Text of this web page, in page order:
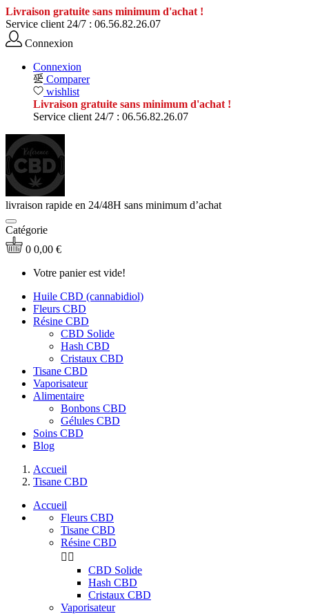
Livraison gratuite sans minimum d'achat !
Service client 24/7 : 06.56.82.26.07
Connexion
Connexion
Comparer
wishlist
Livraison gratuite sans minimum d'achat !
Service client 24/7 : 06.56.82.26.07
livraison rapide en 24/48H sans minimum d’achat
Catégorie
0 0,00 €
Votre panier est vide!
Huile CBD (cannabidiol)
Fleurs CBD
Résine CBD
CBD Solide
Hash CBD
Cristaux CBD
Tisane CBD
Vaporisateur
Alimentaire
Bonbons CBD
Gélules CBD
Soins CBD
Blog
Accueil
Tisane CBD
Accueil
Fleurs CBD
Tisane CBD
Résine CBD
 
CBD Solide
Hash CBD
Cristaux CBD
Vaporisateur